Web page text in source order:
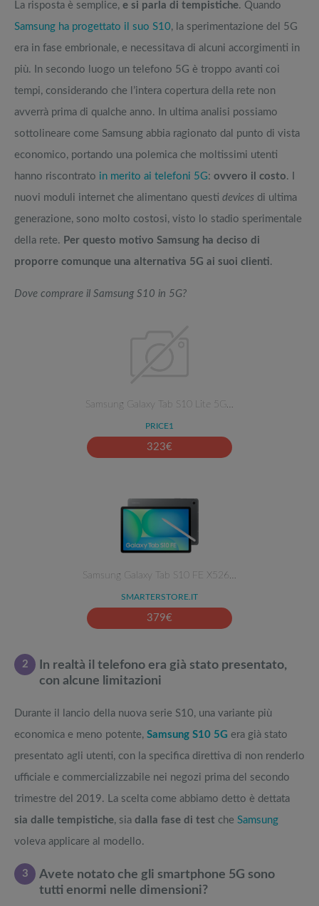
La risposta è semplice, e si parla di tempistiche. Quando
Samsung ha progettato il suo S10, la sperimentazione del 5G
era in fase embrionale, e necessitava di alcuni accorgimenti in
più. In secondo luogo un telefono 5G è troppo avanti coi
tempi, considerando che l’intera copertura della rete non
avverrà prima di qualche anno. In ultima analisi possiamo
sottolineare come Samsung abbia ragionato dal punto di vista
economico, portando una polemica che moltissimi utenti
hanno riscontrato in merito ai telefoni 5G: ovvero il costo. I
nuovi moduli internet che alimentano questi devices di ultima
generazione, sono molto costosi, visto lo stadio sperimentale
della rete. Per questo motivo Samsung ha deciso di
proporre comunque una alternativa 5G ai suoi clienti.
Dove comprare il Samsung S10 in 5G?
Samsung Galaxy Tab S10 Lite 5G…
PRICE1
323€
Samsung Galaxy Tab S10 FE X526…
SMARTERSTORE.IT
379€
2
In realtà il telefono era già stato presentato,
con alcune limitazioni
Durante il lancio della nuova serie S10, una variante più
economica e meno potente, Samsung S10 5G era già stato
presentato agli utenti, con la specifica direttiva di non renderlo
ufficiale e commercializzabile nei negozi prima del secondo
trimestre del 2019. La scelta come abbiamo detto è dettata
sia dalle tempistiche, sia dalla fase di test che Samsung
voleva applicare al modello.
3
Avete notato che gli smartphone 5G sono
tutti enormi nelle dimensioni?